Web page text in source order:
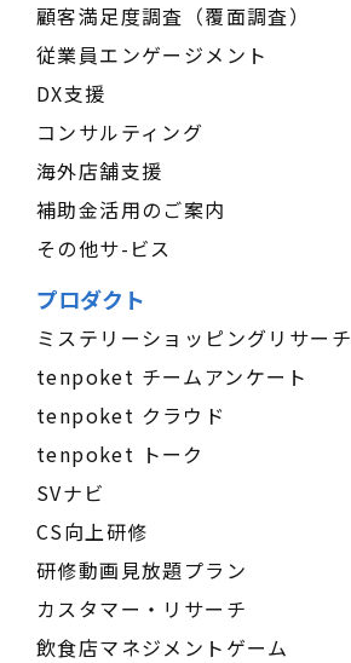
顧客満足度調査（覆面調査）
従業員エンゲージメント
DX支援
コンサルティング
海外店舗支援
補助金活用のご案内
その他サ-ビス
プロダクト
ミステリーショッピングリサーチ
tenpoket チームアンケート
tenpoket クラウド
tenpoket トーク
SVナビ
CS向上研修
研修動画見放題プラン
カスタマー・リサーチ
飲食店マネジメントゲーム